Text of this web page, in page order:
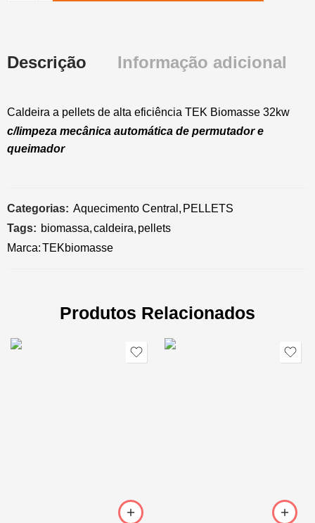
Descrição Informação adicional
Caldeira a pellets de alta eficiência TEK Biomasse 32kw
c/limpeza mecânica automática de permutador e
queimador
Categorias: Aquecimento Central , PELLETS
Tags: biomassa,caldeira, pellets
Marca:TEKbiomasse
Produtos Relacionados